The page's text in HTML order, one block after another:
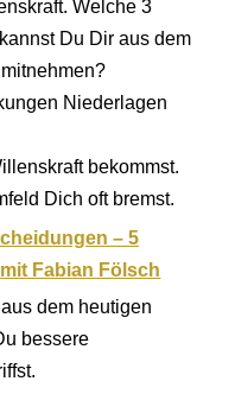
Welche 3
Du Dir aus dem
Niederlagen
bekommst.
Dich oft bremst.
– 5
Fabian Fölsch
dem heutigen
bessere